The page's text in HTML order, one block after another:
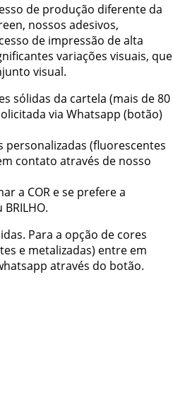
de produção diferente da
nossos adesivos,
de impressão de alta
variações visuais, que
visual.
sólidas da cartela (mais de 80
via Whatsapp (botão)
personalizadas (fluorescentes
contato através de nosso
a COR e se prefere a
BRILHO.
Para a opção de cores
e metalizadas) entre em
através do botão.